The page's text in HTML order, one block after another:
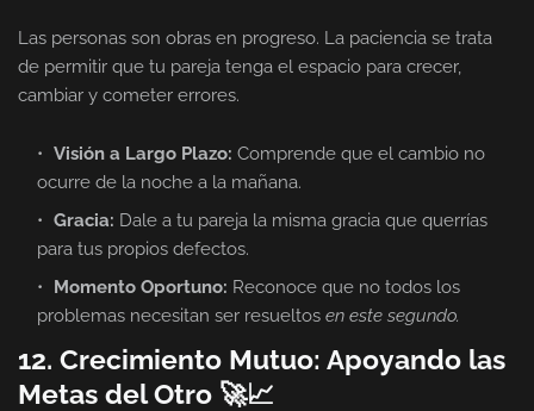
Las personas son obras en progreso. La paciencia se trata
de permitir que tu pareja tenga el espacio para crecer,
cambiar y cometer errores.
Visión a Largo Plazo: Comprende que el cambio no
ocurre de la noche a la mañana.
Gracia: Dale a tu pareja la misma gracia que querrías
para tus propios defectos.
Momento Oportuno: Reconoce que no todos los
problemas necesitan ser resueltos en este segundo.
12. Crecimiento Mutuo: Apoyando las
Metas del Otro 🚀📈